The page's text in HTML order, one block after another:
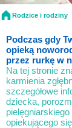
Rodzice i rodziny
Podczas gdy
opieką
przez rurkę w
Na tej stronie
karmienia
szczegółowe
dziecka,
opiekującego